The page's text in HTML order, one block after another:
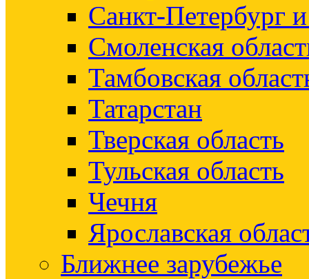
Санкт-Петербург
Смоленская
Тамбовская
Татарстан
Тверская область
Тульская область
Чечня
Ярославская
Ближнее зарубежье